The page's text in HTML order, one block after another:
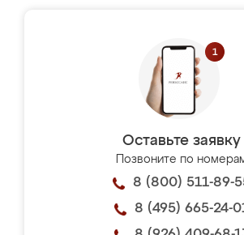
Оставьте заявку
Позвоните по
8 (800) 511-89-
8 (495) 665-24-